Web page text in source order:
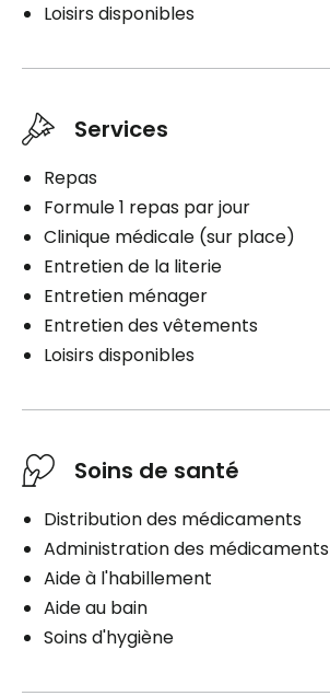
Loisirs disponibles
Services
Repas
Formule 1 repas par jour
Clinique médicale (sur place)
Entretien de la literie
Entretien ménager
Entretien des vêtements
Loisirs disponibles
Soins de santé
Distribution des médicaments
Administration des médicaments
Aide à l'habillement
Aide au bain
Soins d'hygiène